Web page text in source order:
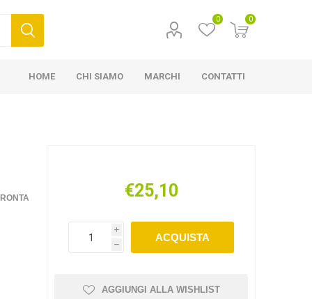
0 0
HOME CHI SIAMO MARCHI CONTATTI
€25,10
i
h
ACQUISTA
AGGIUNGI ALLA WISHLIST